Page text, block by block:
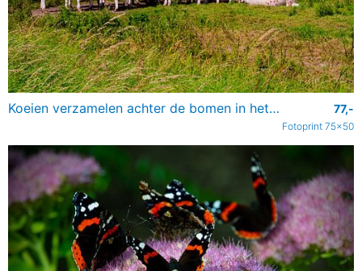
Koeien verzamelen achter de bomen in het weiland 77,-
Fotoprint 75x50